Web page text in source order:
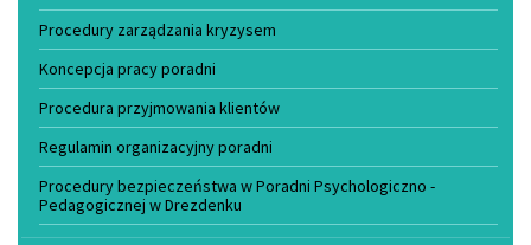
Procedury zarządzania kryzysem
Koncepcja pracy poradni
Procedura przyjmowania klientów
Regulamin organizacyjny poradni
Procedury bezpieczeństwa w Poradni Psychologiczno -
Pedagogicznej w Drezdenku